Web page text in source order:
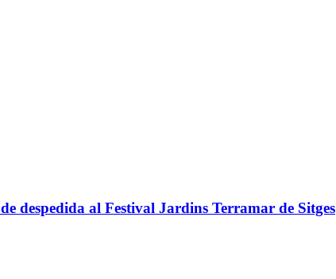
despedida al Festival Jardins Terramar de Sitges